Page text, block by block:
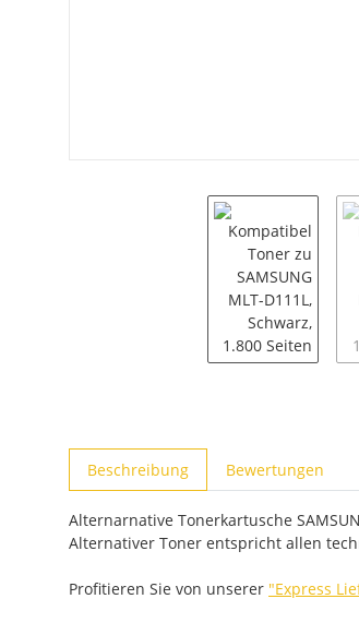
weitere Registerkarten anzeigen
Beschreibung Bewertungen
Alternarnative Tonerkartusche
Alternativer Toner entspricht allen
Profitieren Sie von unserer "Express